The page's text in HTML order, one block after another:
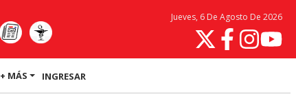
Jueves, 6 De Agosto De 2026
+ MÁS INGRESAR